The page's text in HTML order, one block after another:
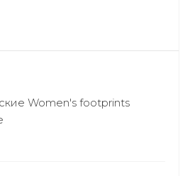
Women's footprints